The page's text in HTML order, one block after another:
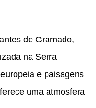
de Gramado,
na Serra
e paisagens
uma atmosfera